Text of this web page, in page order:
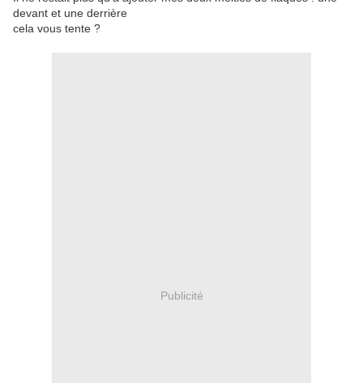
devant et une derrière
cela vous tente ?
Publicité